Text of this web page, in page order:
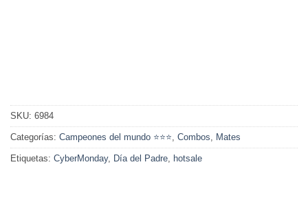
SKU: 6984
Categorías: Campeones del mundo ⭐⭐⭐, Combos, Mates
Etiquetas: CyberMonday, Día del Padre, hotsale